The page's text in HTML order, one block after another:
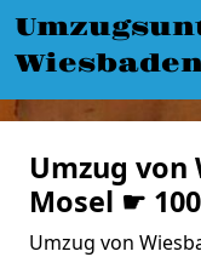
Umzug von
Mosel ☛
Umzug von